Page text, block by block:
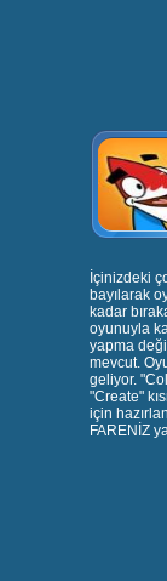
İçinizdeki
bayılarak
kadar
oyunuyla
yapma
mevcut.
geliyor.
"Create"
için
FARENİZ